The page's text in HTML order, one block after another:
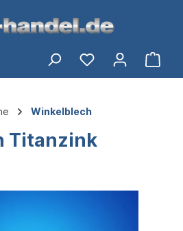
Winkelblech
Titanzink